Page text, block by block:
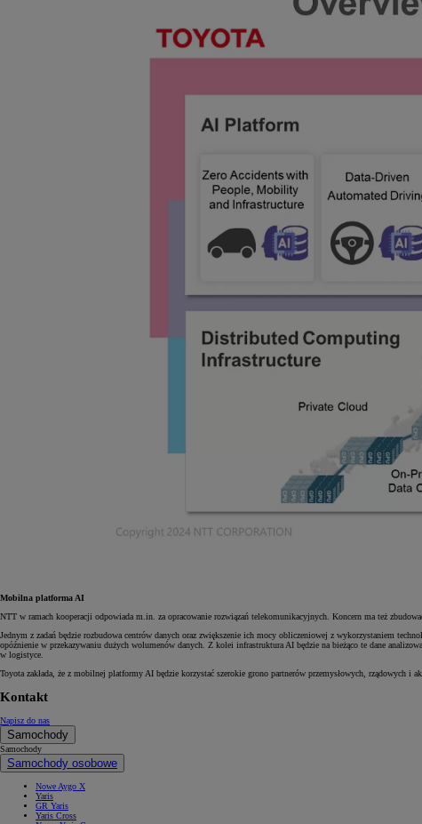
Mobilna platforma AI
NTT w ramach kooperacji odpowiada m.in. za opracowanie rozwiązań telekomunikacyjnych. Koncern ma też
Jednym z zadań będzie rozbudowa centrów danych oraz zwiększenie ich mocy obliczeniowej z wykorzystaniem
opóźnienie w przekazywaniu dużych wolumenów danych. Z kolei infrastruktura AI będzie na bieżąco te dane
w logistyce.
Toyota zakłada, że z mobilnej platformy AI będzie korzystać szerokie grono partnerów przemysłowych, rządowych
Kontakt
Napisz do nas
Samochody
Samochody
Samochody osobowe
Nowe Aygo X
Yaris
GR Yaris
Yaris Cross